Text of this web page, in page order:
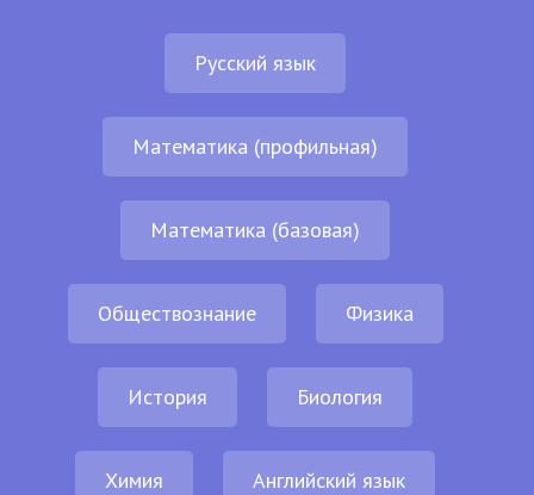
Русский язык
Математика (профильная)
Математика (базовая)
Обществознание Физика
История Биология
Химия Английский язык